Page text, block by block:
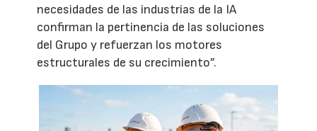
necesidades de las industrias de la IA
confirman la pertinencia de las soluciones
del Grupo y refuerzan los motores
estructurales de su crecimiento”.